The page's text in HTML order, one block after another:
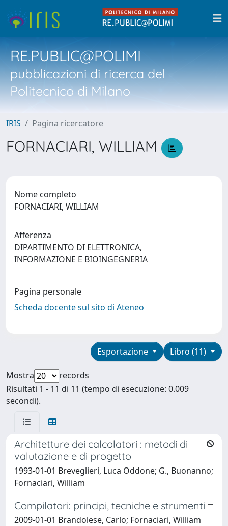
RE.PUBLIC@POLIMI
pubblicazioni di ricerca del
Politecnico di Milano
IRIS Pagina ricercatore
FORNACIARI, WILLIAM
Nome completo
FORNACIARI, WILLIAM
Afferenza
DIPARTIMENTO DI ELETTRONICA,
INFORMAZIONE E BIOINGEGNERIA
Pagina personale
Scheda docente sul sito di Ateneo
Libro (11)
Esportazione
Mostra
records
Risultati 1 - 11 di 11 (tempo di esecuzione: 0.009
secondi).
Architetture dei calcolatori : metodi di
valutazione e di progetto
1993-01-01 Breveglieri, Luca Oddone; G., Buonanno;
Fornaciari, William
Compilatori: principi, tecniche e strumenti
2009-01-01 Brandolese, Carlo; Fornaciari, William